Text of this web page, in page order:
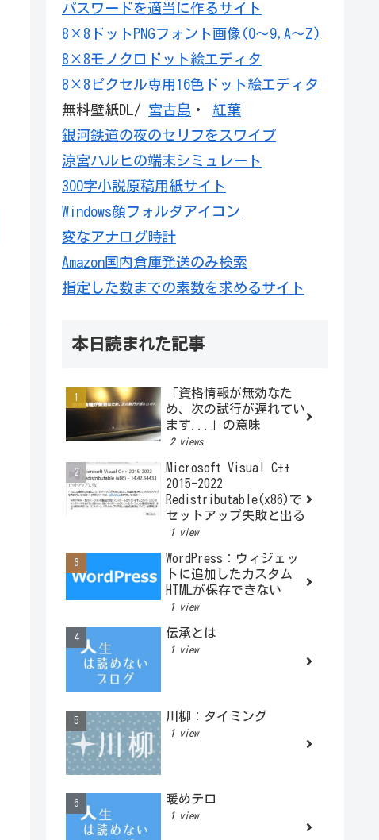
パスワードを適当に作るサイト
8×8ドットPNGフォント画像(0～9,A～Z)
8×8モノクロドット絵エディタ
8×8ピクセル専用16色ドット絵エディタ
無料壁紙DL/ 宮古島 ・ 紅葉
銀河鉄道の夜のセリフをスワイプ
涼宮ハルヒの端末シミュレート
300字小説原稿用紙サイト
Windows顔フォルダアイコン
変なアナログ時計
Amazon国内倉庫発送のみ検索
指定した数までの素数を求めるサイト
本日読まれた記事
「資格情報が無効なた
め、次の試行が遅れてい
ます...」の意味
2 views
Microsoft Visual C++
2015-2022
Redistributable(x86)で
セットアップ失敗と出る
1 view
WordPress：ウィジェッ
トに追加したカスタム
HTMLが保存できない
1 view
伝承とは
1 view
川柳：タイミング
1 view
暖めテロ
1 view